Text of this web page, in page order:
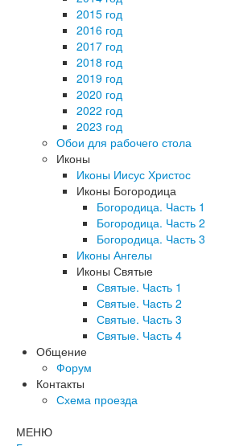
2015 год
2016 год
2017 год
2018 год
2019 год
2020 год
2022 год
2023 год
Обои для рабочего стола
Иконы
Иконы Иисус Христос
Иконы Богородица
Богородица. Часть 1
Богородица. Часть 2
Богородица. Часть 3
Иконы Ангелы
Иконы Святые
Святые. Часть 1
Святые. Часть 2
Святые. Часть 3
Святые. Часть 4
Общение
Форум
Контакты
Схема проезда
МЕНЮ